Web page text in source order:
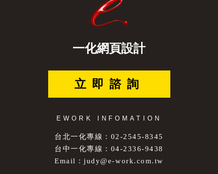
一化網頁設計
立即諮詢
EWORK INFOMATION
台北一化專線：02-2545-8345
台中一化專線：04-2336-9438
Email：judy@e-work.com.tw